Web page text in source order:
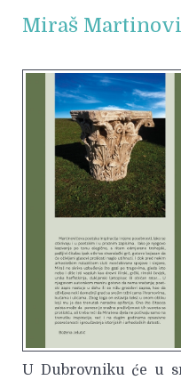
Miraš
U Dubrovniku će u